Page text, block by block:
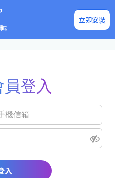
立即安裝
企業求才
登入
入